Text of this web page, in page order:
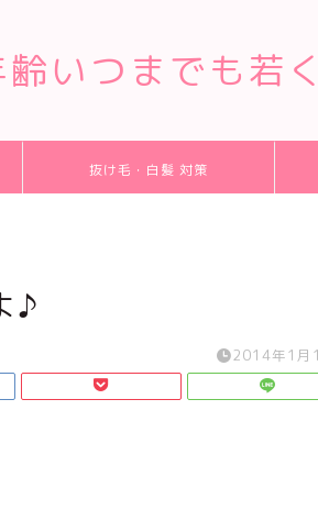
いつまでも若
抜け毛・白髪 対策
♪
2014年1月